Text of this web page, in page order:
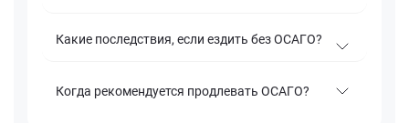
Какие последствия, если ездить без ОСАГО?
Когда рекомендуется продлевать ОСАГО?